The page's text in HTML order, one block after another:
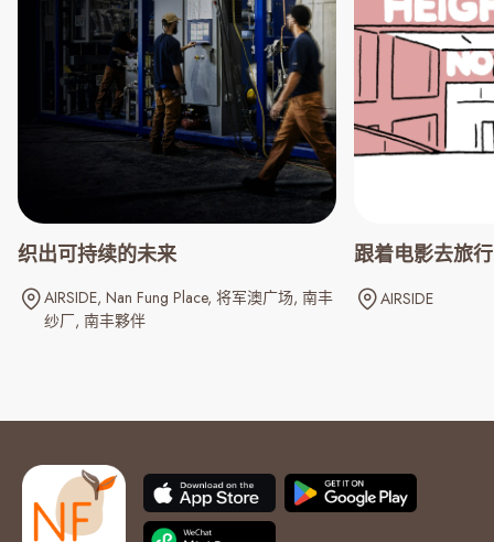
织出可持续的未来
AIRSIDE Nan Fung Place 将军澳广场 南丰
纱厂 南丰夥伴
跟着电影去旅行
AIRSIDE